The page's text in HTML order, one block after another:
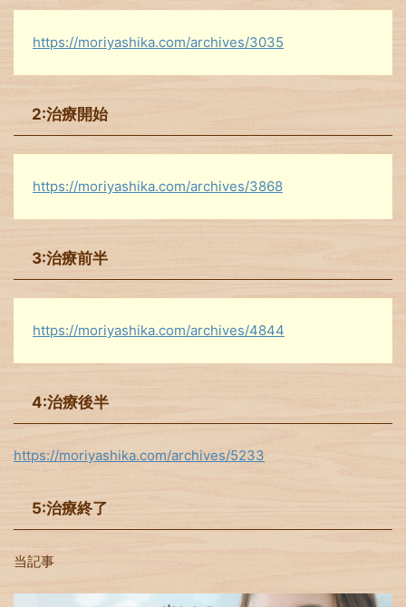
https://moriyashika.com/archives/3035
2:治療開始
https://moriyashika.com/archives/3868
3:治療前半
https://moriyashika.com/archives/4844
4:治療後半
https://moriyashika.com/archives/5233
5:治療終了
当記事